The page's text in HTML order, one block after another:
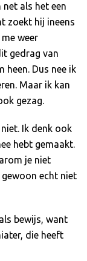
net als het een
zoekt hij ineens
weer
gedrag van
heen. Dus nee ik
Maar ik kan
gezag.
Ik denk ook
hebt gemaakt.
je niet
gewoon echt niet
bewijs, want
die heeft